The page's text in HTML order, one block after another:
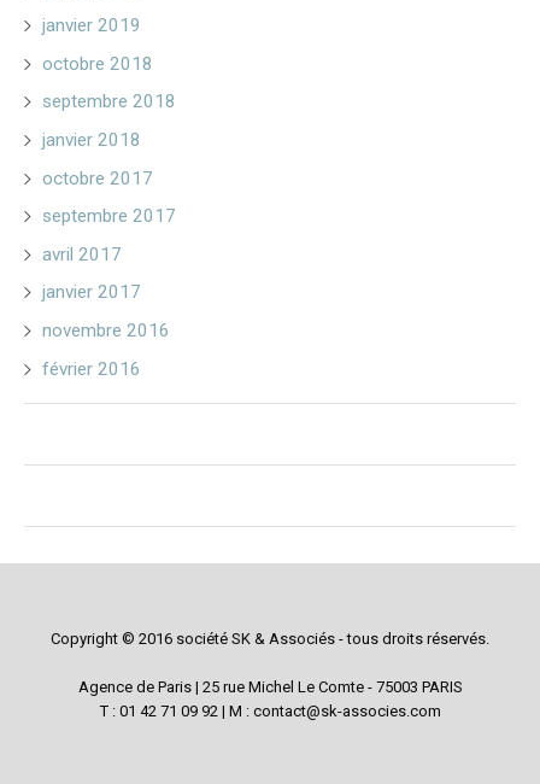
janvier 2019
octobre 2018
septembre 2018
janvier 2018
octobre 2017
septembre 2017
avril 2017
janvier 2017
novembre 2016
février 2016
Copyright © 2016 société SK & Associés - tous droits réservés.
Agence de Paris | 25 rue Michel Le Comte - 75003 PARIS
T : 01 42 71 09 92 | M : contact@sk-associes.com